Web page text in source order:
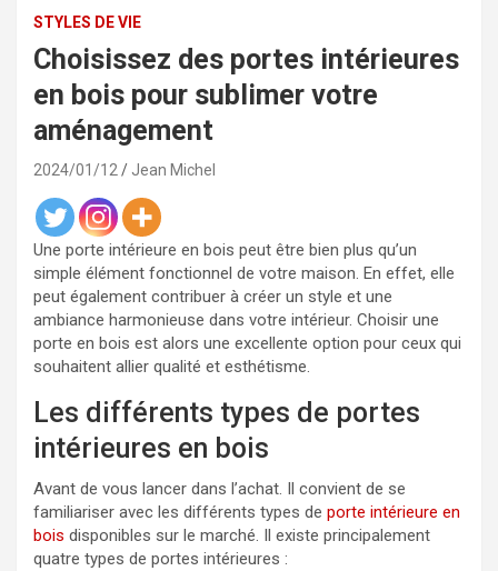
STYLES DE VIE
Choisissez des portes intérieures
en bois pour sublimer votre
aménagement
2024/01/12 Jean Michel
Une porte intérieure en bois peut être bien plus qu’un
simple élément fonctionnel de votre maison. En effet, elle
peut également contribuer à créer un style et une
ambiance harmonieuse dans votre intérieur. Choisir une
porte en bois est alors une excellente option pour ceux qui
souhaitent allier qualité et esthétisme.
Les différents types de portes
intérieures en bois
Avant de vous lancer dans l’achat. Il convient de se
familiariser avec les différents types de porte intérieure en
bois disponibles sur le marché. Il existe principalement
quatre types de portes intérieures :